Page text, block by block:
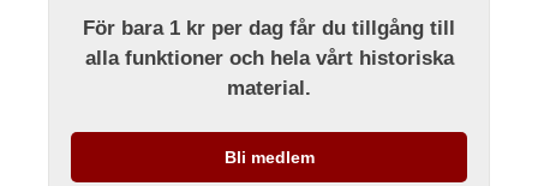
För bara 1 kr per dag får du tillgång till
alla funktioner och hela vårt historiska
material.
Bli medlem